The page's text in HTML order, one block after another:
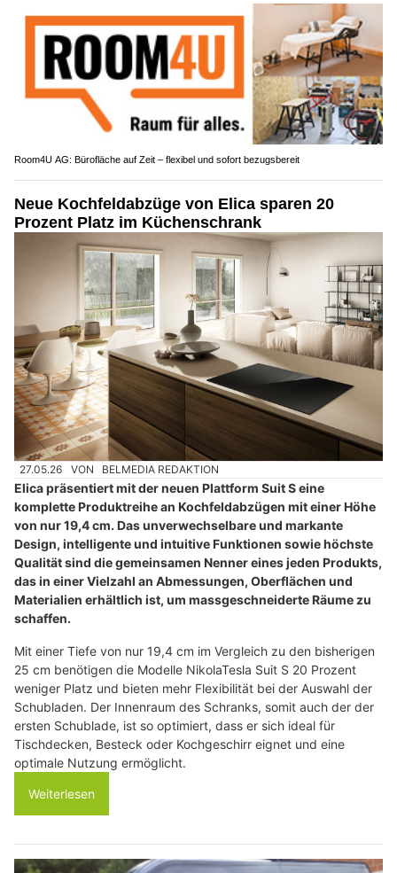
Room4U AG: Bürofläche auf Zeit – flexibel und sofort bezugsbereit
Neue Kochfeldabzüge von Elica sparen 20
Prozent Platz im Küchenschrank
27.05.26 VON BELMEDIA REDAKTION
Elica präsentiert mit der neuen Plattform Suit S eine
komplette Produktreihe an Kochfeldabzügen mit einer Höhe
von nur 19,4 cm. Das unverwechselbare und markante
Design, intelligente und intuitive Funktionen sowie höchste
Qualität sind die gemeinsamen Nenner eines jeden Produkts,
das in einer Vielzahl an Abmessungen, Oberflächen und
Materialien erhältlich ist, um massgeschneiderte Räume zu
schaffen.
Mit einer Tiefe von nur 19,4 cm im Vergleich zu den bisherigen
25 cm benötigen die Modelle NikolaTesla Suit S 20 Prozent
weniger Platz und bieten mehr Flexibilität bei der Auswahl der
Schubladen. Der Innenraum des Schranks, somit auch der der
ersten Schublade, ist so optimiert, dass er sich ideal für
Tischdecken, Besteck oder Kochgeschirr eignet und eine
optimale Nutzung ermöglicht.
Weiterlesen